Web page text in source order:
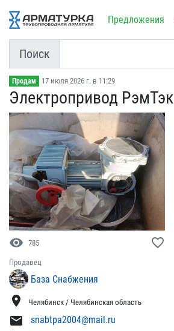
Предложения
Поиск
Продам 17 июля 2026 г. в 11:29
Электропривод РэмТэк
visibility 785 favorite_border
Продавец
База Снабжения
location_on Челябинск / Челябинская область
mail snabtpa2004@mail.ru